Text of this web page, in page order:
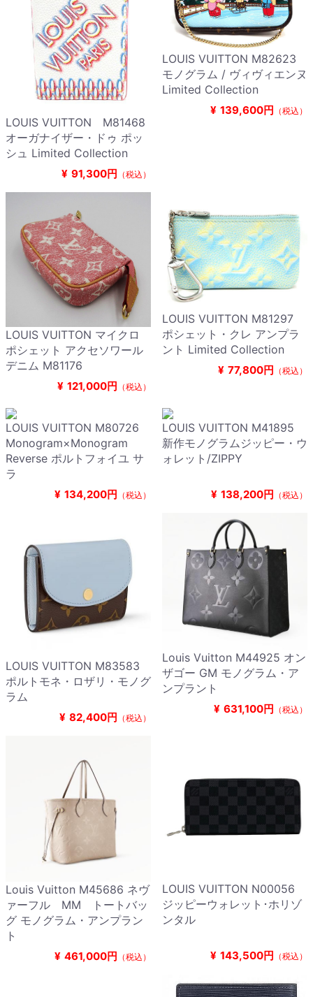
LOUIS VUITTON M81468
オーガナイザー・ドゥ ポッ
シュ Limited Collection
¥ 91,300円 （税込）
LOUIS VUITTON M82623
モノグラム / ヴィヴィエンヌ
Limited Collection
¥ 139,600円 （税込）
LOUIS VUITTON マイクロ
ポシェット アクセソワール
デニム M81176
¥ 121,000円 （税込）
LOUIS VUITTON M81297
ポシェット・クレ アンプラ
ント Limited Collection
¥ 77,800円 （税込）
LOUIS VUITTON M80726
Monogram×Monogram
Reverse ポルトフォイユ サ
ラ
¥ 134,200円 （税込）
LOUIS VUITTON M41895
新作モノグラムジッピー・ウ
ォレット/ZIPPY
¥ 138,200円 （税込）
LOUIS VUITTON M83583
ポルトモネ・ロザリ・モノグ
ラム
¥ 82,400円 （税込）
Louis Vuitton M44925 オン
ザゴー GM モノグラム・ア
ンプラント
¥ 631,100円 （税込）
Louis Vuitton M45686 ネヴ
ァーフル MM トートバッ
グ モノグラム・アンプラン
ト
¥ 461,000円 （税込）
LOUIS VUITTON N00056
ジッピーウォレット･ホリゾ
ンタル
¥ 143,500円 （税込）